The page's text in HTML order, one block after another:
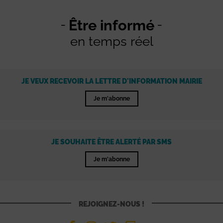
Être informé
en temps réel
JE VEUX RECEVOIR LA LETTRE D'INFORMATION MAIRIE
Je m'abonne
JE SOUHAITE ÊTRE ALERTÉ PAR SMS
Je m'abonne
REJOIGNEZ-NOUS !